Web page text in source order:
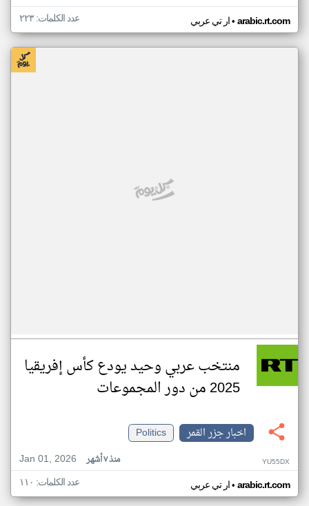
ار تي عربي• arabic.rt.com عدد الكلمات: ٢٢٣
منتخب عربي وحيد يودع كأس إفريقيا
2025 من دور المجموعات
اخبار جزر القمر
Politics
Jan 01, 2026
منذ ٧ أشهر YU55DX
ار تي عربي• arabic.rt.com عدد الكلمات: ١١٠